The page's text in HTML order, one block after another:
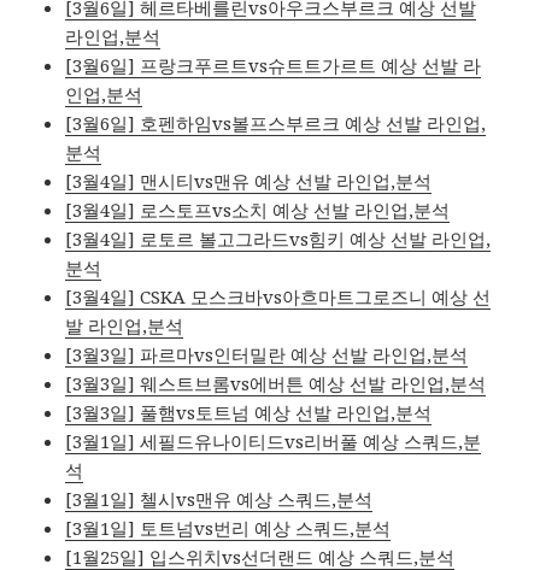
[3월6일] 헤르타베를린vs아우크스부르크 예상 선발
라인업,분석
[3월6일] 프랑크푸르트vs슈트트가르트 예상 선발 라
인업,분석
[3월6일] 호펜하임vs볼프스부르크 예상 선발 라인업,
분석
[3월4일] 맨시티vs맨유 예상 선발 라인업,분석
[3월4일] 로스토프vs소치 예상 선발 라인업,분석
[3월4일] 로토르 볼고그라드vs힘키 예상 선발 라인업,
분석
[3월4일] CSKA 모스크바vs아흐마트그로즈니 예상 선
발 라인업,분석
[3월3일] 파르마vs인터밀란 예상 선발 라인업,분석
[3월3일] 웨스트브롬vs에버튼 예상 선발 라인업,분석
[3월3일] 풀햄vs토트넘 예상 선발 라인업,분석
[3월1일] 세필드유나이티드vs리버풀 예상 스쿼드,분
석
[3월1일] 첼시vs맨유 예상 스쿼드,분석
[3월1일] 토트넘vs번리 예상 스쿼드,분석
[1월25일] 입스위치vs선더랜드 예상 스쿼드,분석